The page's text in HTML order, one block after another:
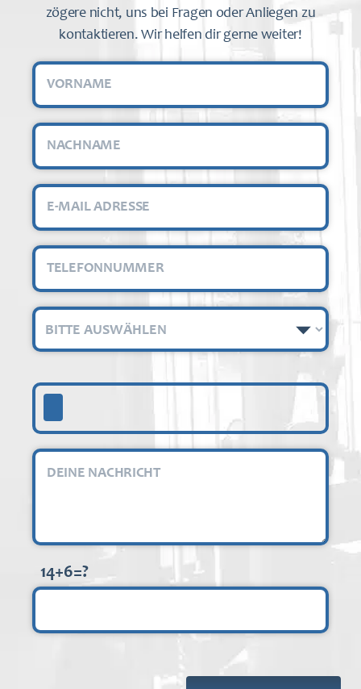
zögere nicht, uns bei Fragen oder Anliegen zu
kontaktieren. Wir helfen dir gerne weiter!
14+6=?